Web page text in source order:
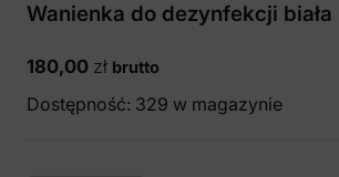
Wanienka do dezynfekcji biała
180,00 zł brutto
Dostępność: 329 w magazynie